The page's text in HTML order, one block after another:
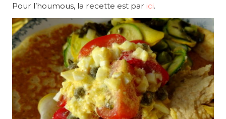
Pour l’houmous, la recette est par ici.